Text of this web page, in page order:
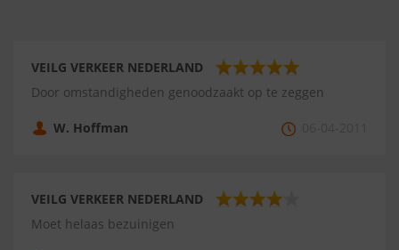
VEILG VERKEER NEDERLAND
Door omstandigheden genoodzaakt op te zeggen
W. Hoffman
VEILG VERKEER NEDERLAND
Moet helaas bezuinigen